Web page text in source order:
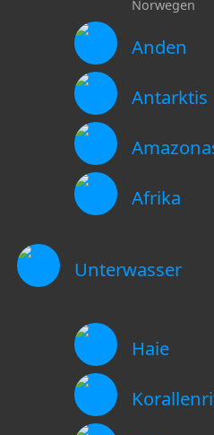
Norwegen
Anden
Antarktis
Afrika
Unterwasser
Haie